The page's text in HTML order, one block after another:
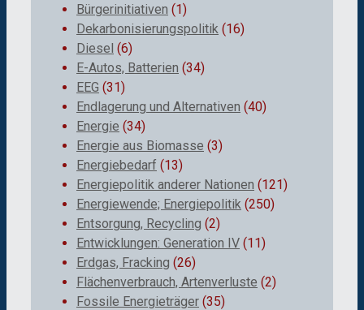
Bürgerinitiativen (1)
Dekarbonisierungspolitik (16)
Diesel (6)
E-Autos, Batterien (34)
EEG (31)
Endlagerung und Alternativen (40)
Energie (34)
Energie aus Biomasse (3)
Energiebedarf (13)
Energiepolitik anderer Nationen (121)
Energiewende; Energiepolitik (250)
Entsorgung, Recycling (2)
Entwicklungen: Generation IV (11)
Erdgas, Fracking (26)
Flächenverbrauch, Artenverluste (2)
Fossile Energieträger (35)